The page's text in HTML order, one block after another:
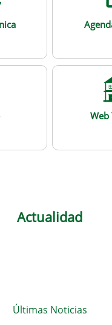
Web
Actualidad
Últimas Noticias